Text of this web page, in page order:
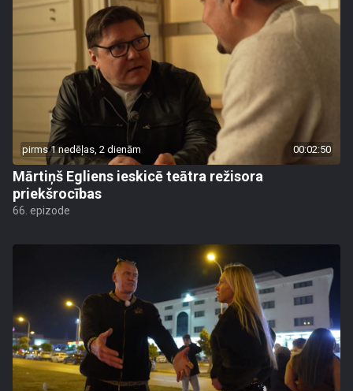
pirms 1 nedēļas, 2 dienām 00:02:50
Mārtiņš Egliens ieskicē teātra režisora
priekšrocības
66. epizode